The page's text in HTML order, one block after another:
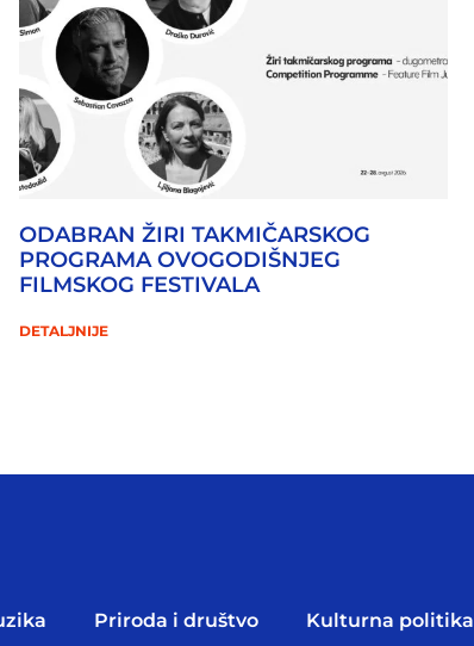
ODABRAN ŽIRI TAKMIČARSKOG
PROGRAMA OVOGODIŠNJEG
FILMSKOG FESTIVALA
DETALJNIJE
Priroda i društvo Kulturna politika